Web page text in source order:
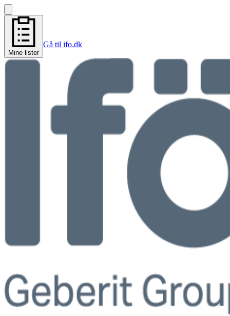
Mine lister
Gå til ifo.dk